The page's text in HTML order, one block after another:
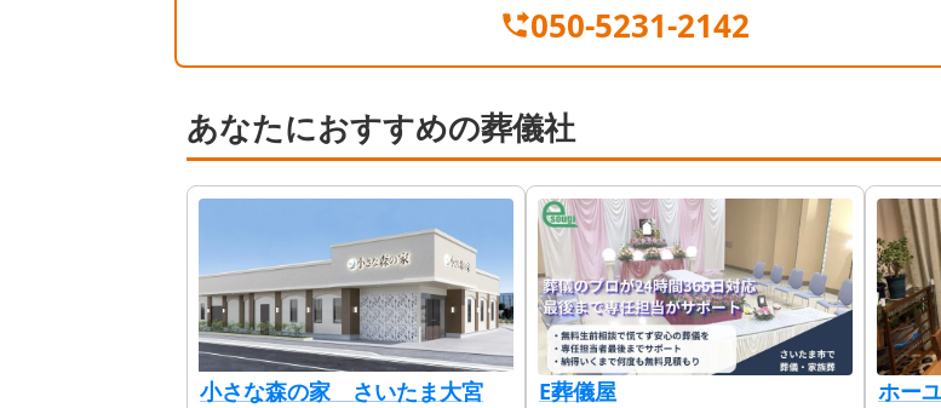
050-5231-2142
あなたにおすすめの葬儀社
小さな森の家 さいたま大宮 E葬儀屋
ホー